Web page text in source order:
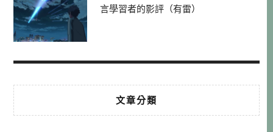
言學習者的影評（有雷）
文章分類